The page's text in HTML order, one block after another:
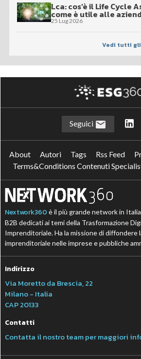
Lca: cos’è il Life Cycle
come è utile alle
25 Lug 2026
Vedi tutti
Seguici
About Autori Tags Rss Feed
Terms&Conditions Contenuti
Nextwork360 è il più grande network in
B2B dedicati ai temi della Trasformazione
Imprenditoriale. Ha la missione di diffondere
imprenditoriale nelle imprese e pubbliche
Indirizzo
Via Moretto da Brescia, 22
Milano - Italia
CAP 20133
Contatti
Contatta il nostro team per maggiori